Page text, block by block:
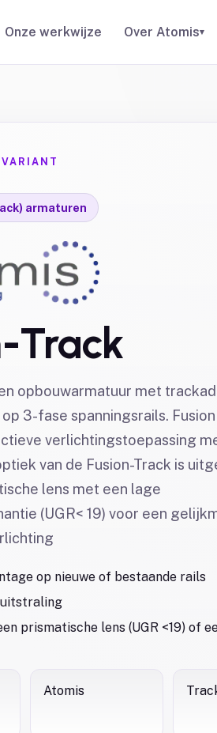
Onze werkwijze Over Atomis▾
armaturen
Track
opbouwarmatuur met
3-fase spanningsrails.
verlichtingstoepassing
van de Fusion-Track is
lens met een lage
(UGR< 19) voor een
op nieuwe of bestaande rails
prismatische lens (UGR <19) of
Atomis